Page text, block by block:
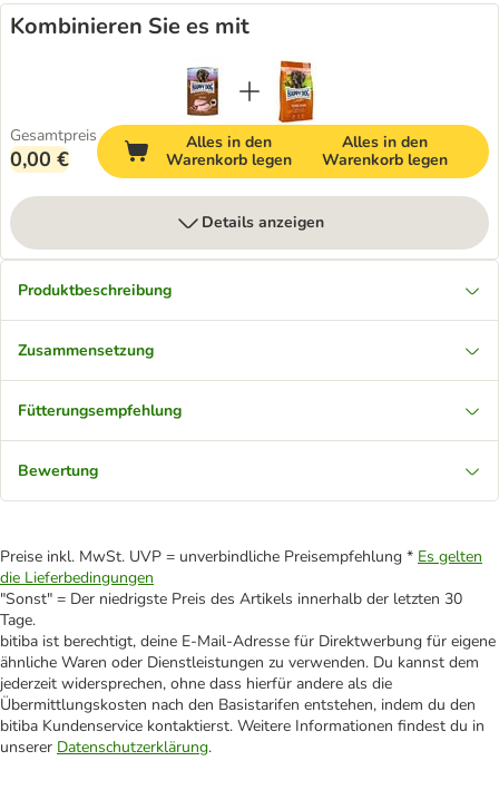
Kombinieren Sie es mit
Gesamtpreis
0,00 €
Alles in den
Warenkorb legen
Alles in den
Warenkorb legen
Details anzeigen
Produktbeschreibung
Zusammensetzung
Fütterungsempfehlung
Bewertung
Preise inkl. MwSt. UVP = unverbindliche Preisempfehlung * Es gelten
die Lieferbedingungen
"Sonst" = Der niedrigste Preis des Artikels innerhalb der letzten 30
Tage.
bitiba ist berechtigt, deine E-Mail-Adresse für Direktwerbung für eigene
ähnliche Waren oder Dienstleistungen zu verwenden. Du kannst dem
jederzeit widersprechen, ohne dass hierfür andere als die
Übermittlungskosten nach den Basistarifen entstehen, indem du den
bitiba Kundenservice kontaktierst. Weitere Informationen findest du in
unserer Datenschutzerklärung.